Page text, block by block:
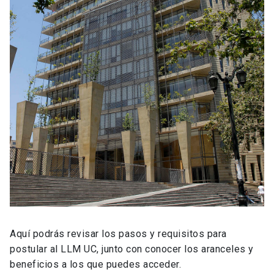
Aquí podrás revisar los pasos y requisitos para
postular al LLM UC, junto con conocer los aranceles y
beneficios a los que puedes acceder.